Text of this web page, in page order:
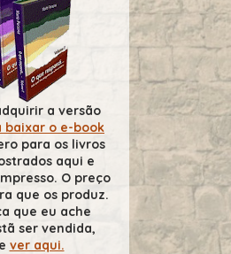
a versão
baixar o e-book
para os livros
aqui e
O preço
que os produz.
que eu ache
ser vendida,
ver aqui.